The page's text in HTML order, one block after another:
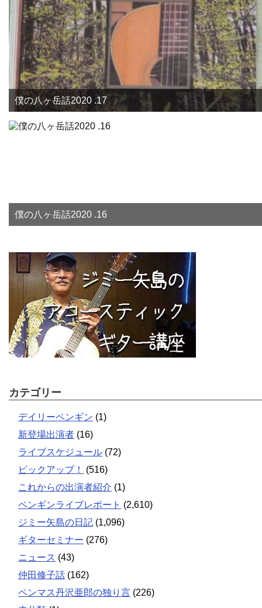
僕の八ヶ岳話2020 .17
僕の八ヶ岳話2020 .16
カテゴリー
デイリーペンギン (1)
新登場出演者 (16)
ライブスケジュール (72)
ピックアップ！
(516)
これからの出演者紹介 (1)
ペンギンライブレポート (2,610)
ジミー矢島の日記 (1,096)
ギターセミナー (276)
ニュース (43)
仲田修子話 (162)
ペンマス丹沢亜郎の独り言 (226)